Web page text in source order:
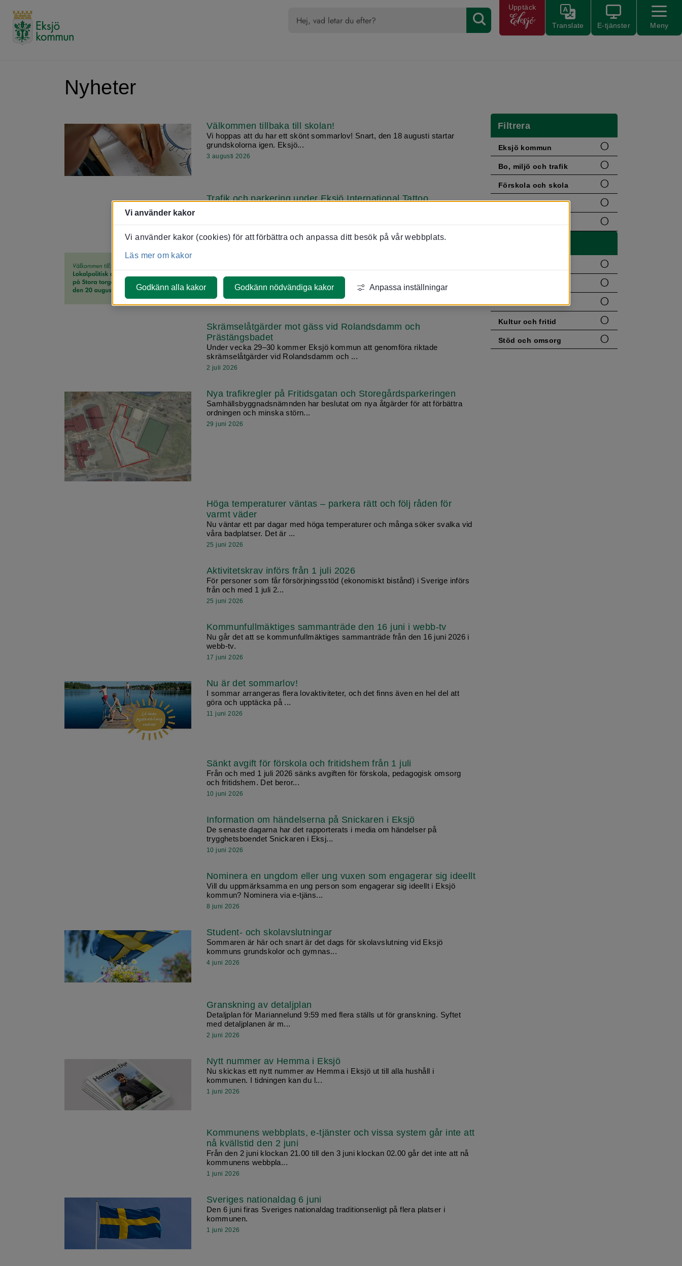
Vi använder kakor
Vi använder kakor (cookies) för att förbättra och anpassa ditt besök på vår webbplats.
Läs mer om kakor
Godkänn alla kakor Godkänn nödvändiga kakor Anpassa inställningar
Nyheter
Filtrera
Eksjö kommun
Bo, miljö och trafik
Förskola och skola
Kultur och fritid
Välkommen tillbaka till skolan!
Vi hoppas att du har ett skönt sommarlov! Snart, den 18 augusti startar
grundskolorna igen. Eksjö...
3 augusti 2026
Trafik och parkering under Eksjö International Tattoo
Hur kan hela kommunen fortsätta utvecklas och vara en attraktiv plats att
leva och bo på? Den frå...
14 juli 2026
Skrämselåtgärder mot gäss vid Rolandsdamm och
Prästängsbadet
Under vecka 29–30 kommer Eksjö kommun att genomföra riktade
skrämselåtgärder vid Rolandsdamm och ...
2 juli 2026
Nya trafikregler på Fritidsgatan och Storegårdsparkeringen
Samhällsbyggnadsnämnden har beslutat om nya åtgärder för att förbättra
ordningen och minska störn...
29 juni 2026
Höga temperaturer väntas – parkera rätt och följ råden för
varmt väder
Nu väntar ett par dagar med höga temperaturer och många söker svalka vid
våra badplatser. Det är ...
25 juni 2026
Aktivitetskrav införs från 1 juli 2026
För personer som får försörjningsstöd (ekonomiskt bistånd) i Sverige införs
från och med 1 juli 2...
25 juni 2026
Kommunfullmäktiges sammanträde den 16 juni i webb-tv
Nu går det att se kommunfullmäktiges sammanträde från den 16 juni 2026 i
webb-tv.
17 juni 2026
Nu är det sommarlov!
I sommar arrangeras flera lovaktiviteter, och det finns även en hel del att
göra och upptäcka på ...
11 juni 2026
Sänkt avgift för förskola och fritids­hem från 1 juli
Från och med 1 juli 2026 sänks avgiften för förskola, pedagogisk omsorg
och fritidshem. Det beror...
10 juni 2026
Information om händelserna på Snickaren i Eksjö
De senaste dagarna har det rapporterats i media om händelser på
trygghetsboendet Snickaren i Eksj...
10 juni 2026
Nominera en ungdom eller ung vuxen som engagerar sig ideellt
Vill du uppmärksamma en ung person som engagerar sig ideellt i Eksjö
kommun? Nominera via e-tjäns...
8 juni 2026
Student- och skolavslutningar
Sommaren är här och snart är det dags för skolavslutning vid Eksjö
kommuns grundskolor och gymnas...
4 juni 2026
Granskning av detaljplan
Detaljplan för Mariannelund 9:59 med flera ställs ut för granskning. Syftet
med detaljplanen är m...
2 juni 2026
Nytt nummer av Hemma i Eksjö
Nu skickas ett nytt nummer av Hemma i Eksjö ut till alla hushåll i
kommunen. I tidningen kan du l...
1 juni 2026
Kommunens webbplats, e-tjänster och vissa system går inte att
nå kvällstid den 2 juni
Från den 2 juni klockan 21.00 till den 3 juni klockan 02.00 går det inte att nå
kommunens webbpla...
1 juni 2026
Sveriges nationaldag 6 juni
Den 6 juni firas Sveriges nationaldag traditionsenligt på flera platser i
kommunen.
1 juni 2026
Förskola och skola
Kultur och fritid
Stöd och omsorg
Upptäck
Meny
Translate E-tjänster